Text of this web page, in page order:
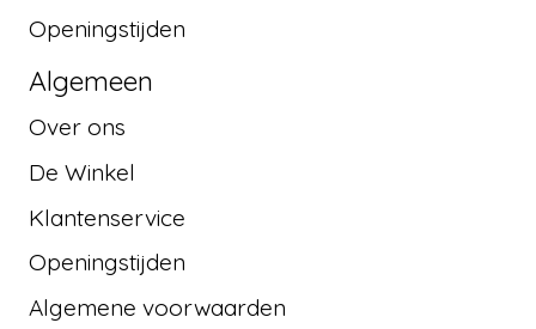
Openingstijden
Algemeen
Over ons
De Winkel
Klantenservice
Openingstijden
Algemene voorwaarden